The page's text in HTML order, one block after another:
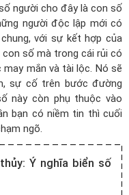
người cho đây là con số
người độc lập mới có
với sự kết hợp của
số mà trong cái rủi có
mắn và tài lộc. Nó sẽ
sự cố trên bước đường
này còn phụ thuộc vào
bạn có niềm tin thì cuối
ngõ.
Ý nghĩa biển số